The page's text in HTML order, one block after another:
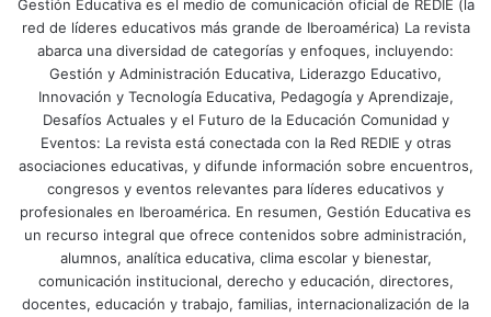
Gestión Educativa es el medio de comunicación oficial de REDIE (la
red de líderes educativos más grande de Iberoamérica) La revista
abarca una diversidad de categorías y enfoques, incluyendo:
Gestión y Administración Educativa, Liderazgo Educativo,
Innovación y Tecnología Educativa, Pedagogía y Aprendizaje,
Desafíos Actuales y el Futuro de la Educación Comunidad y
Eventos: La revista está conectada con la Red REDIE y otras
asociaciones educativas, y difunde información sobre encuentros,
congresos y eventos relevantes para líderes educativos y
profesionales en Iberoamérica. En resumen, Gestión Educativa es
un recurso integral que ofrece contenidos sobre administración,
alumnos, analítica educativa, clima escolar y bienestar,
comunicación institucional, derecho y educación, directores,
docentes, educación y trabajo, familias, internacionalización de la